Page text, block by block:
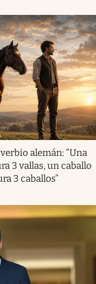
alemán: “Una
3 vallas, un caballo
3 caballos”